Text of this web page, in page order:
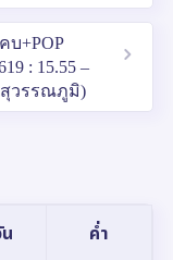
+POP
: 15.55 –
สุวรรณภูมิ)
ค่ำ